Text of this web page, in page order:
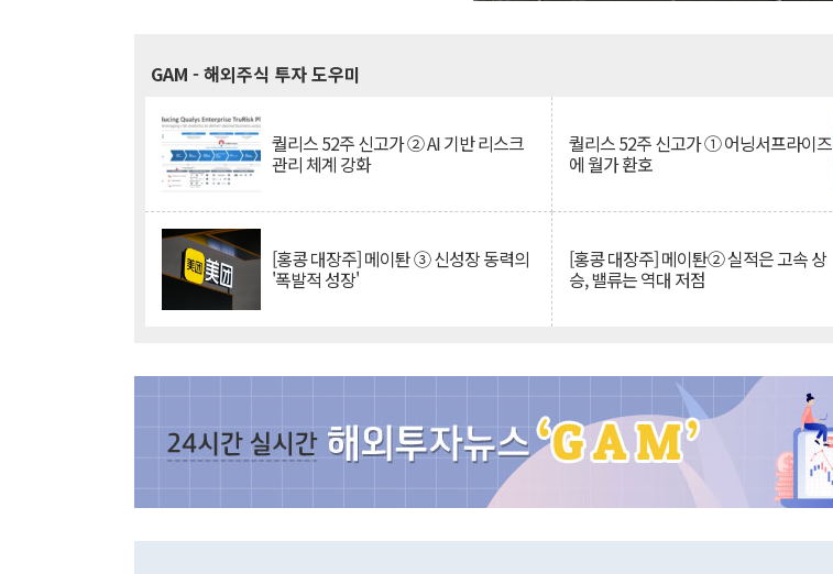
GAM - 해외주식 투자 도우미
퀄리스 52주 신고가 ② AI 기반 리스크
관리 체계 강화
퀄리스 52주 신고가 ① 어닝서프라이즈
에 월가 환호
[홍콩 대장주] 메이퇀 ③ 신성장 동력의
'폭발적 성장'
[홍콩 대장주] 메이퇀② 실적은 고속 상
승, 밸류는 역대 저점